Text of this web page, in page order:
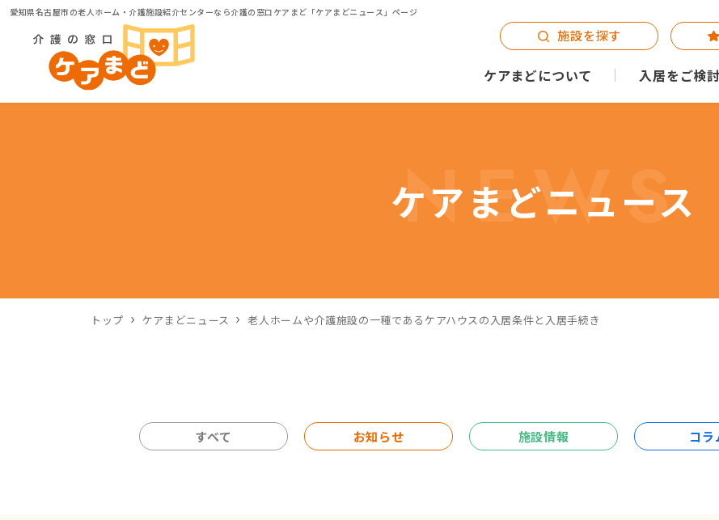
愛知県名古屋市の老人ホーム・介護施設紹介センターなら介護の窓口ケアまど「ケアまどニュース」ページ
ケアまどについて 入居をご検
施設を探す
NEWS
ケアまどニュース
トップ ケアまどニュース 老人ホームや介護施設の一種であるケアハウスの入居条件と入居手続き
すべて お知らせ 施設情報 コラ